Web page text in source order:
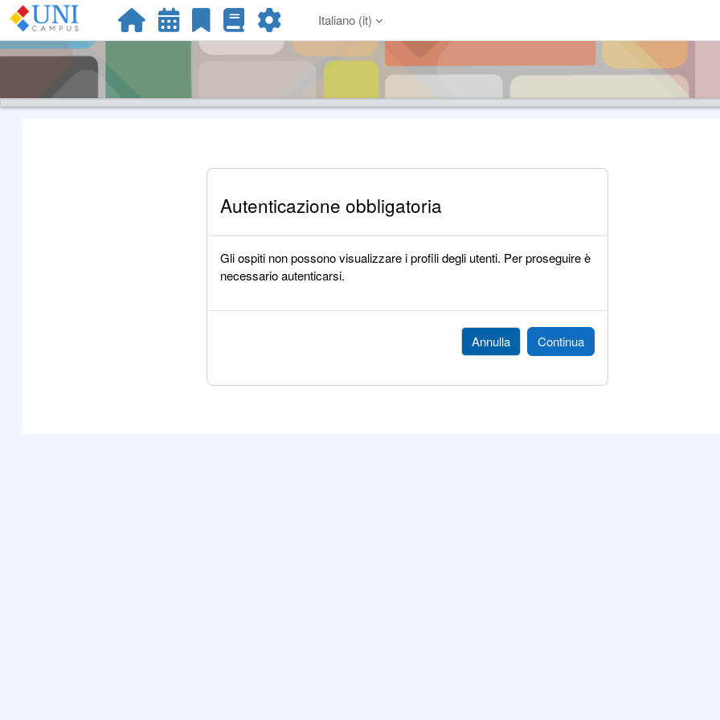
Vai al contenuto principale
Italiano ‎(it)‎
Autenticazione obbligatoria
Gli ospiti non possono visualizzare i profili degli utenti. Per proseguire è
necessario autenticarsi.
Annulla Continua